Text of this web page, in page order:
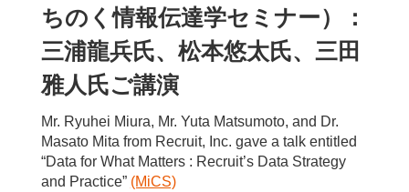
ちのく情報伝達学セミナー）：
三浦龍兵氏、松本悠太氏、三田
雅人氏ご講演
Mr. Ryuhei Miura, Mr. Yuta Matsumoto, and Dr.
Masato Mita from Recruit, Inc. gave a talk entitled
“Data for What Matters : Recruit’s Data Strategy
and Practice” (MiCS)